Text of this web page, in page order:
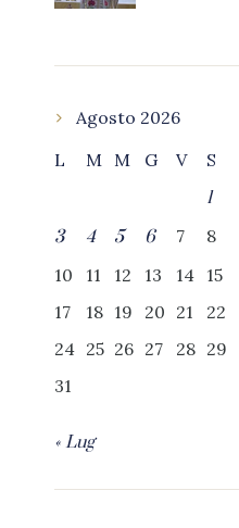
Agosto 2026
L
M M G V S
1
3
4 5 6 7 8
10
11 12 13 14 15
17
18 19 20 21 22
24 25 26 27 28 29
31
« Lug